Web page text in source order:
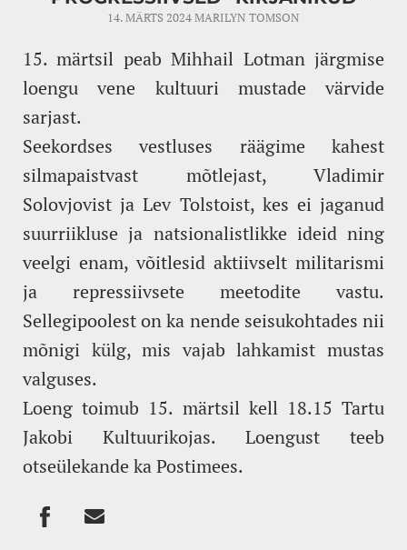
14. MÄRTS 2024MARILYN TOMSON
15. märtsil peab Mihhail Lotman järgmise
loengu vene kultuuri mustade värvide
sarjast.
Seekordses vestluses räägime kahest
silmapaistvast mõtlejast, Vladimir
Solovjovist ja Lev Tolstoist, kes ei jaganud
suurriikluse ja natsionalistlikke ideid ning
veelgi enam, võitlesid aktiivselt militarismi
ja repressiivsete meetodite vastu.
Sellegipoolest on ka nende seisukohtades nii
mõnigi külg, mis vajab lahkamist mustas
valguses.
Loeng toimub 15. märtsil kell 18.15 Tartu
Jakobi Kultuurikojas. Loengust teeb
otseülekande ka Postimees.